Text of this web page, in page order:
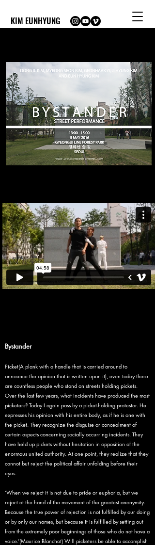
KIM EUNHYUNG
Bystander
Picket(A plank with a handle that is carried around to
announce the opinion that is written upon it), even today there
are countless people who stand on streets holding pickets.
Over the last few years, what incidents have produced the most
picketers? Today I again pass by a picket-holding protestor. He
expresses his opinion with his entire body, as if he is one with
the picket. They recognize the disguise or concealment of
certain aspects concerning socially occurring incidents. They
have held up pickets without hesitation in opposition of the
enormous united authority. At one point, they realize that they
cannot but reject the political affair unfolding before their
eyes.
‘When we reject it is not due to pride or euphoria, but we
reject at the hand of the movement of the greatest anonymity.
Because the true power of rejection is not fulfilled by our doing
or by only our names, but because it is fulfilled by setting out
from the extremely poor beginnings of those who do not have a
voice.’(Maurice Blanchot) Will picketers be able to accomplish